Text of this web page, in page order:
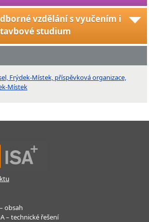
vzdělání s vyučením i
studium
Frýdek-Místek, příspěvková organizace,
Místek
obsah
– technické řešení